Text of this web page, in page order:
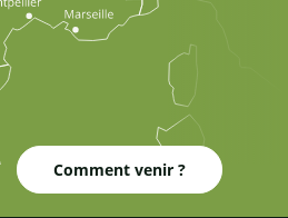
Comment venir ?